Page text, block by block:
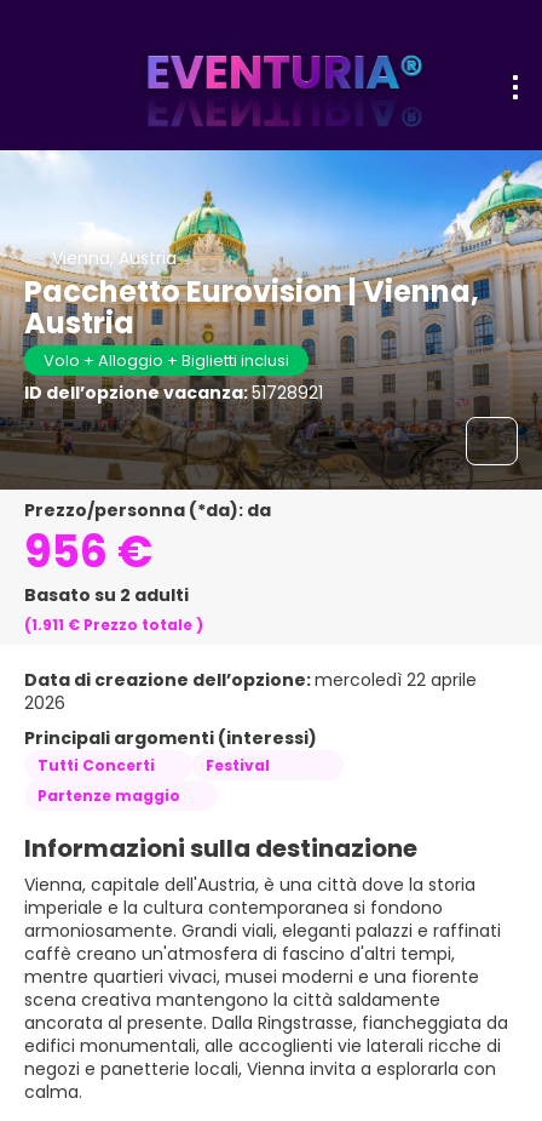
Vienna, Austria
Pacchetto Eurovision | Vienna,
Austria
Volo + Alloggio + Biglietti inclusi
ID dell’opzione vacanza:51728921
Prezzo/personna (*da): da
956 €
Basato su 2 adulti
(1.911 € Prezzo totale)
Data di creazione dell’opzione:mercoledì 22 aprile
2026
Principali argomenti (interessi)
Tutti Concerti
Festival
Partenze maggio
Informazioni sulla destinazione
Vienna, capitale dell'Austria, è una città dove la storia
imperiale e la cultura contemporanea si fondono
armoniosamente. Grandi viali, eleganti palazzi e raffinati
caffè creano un'atmosfera di fascino d'altri tempi,
mentre quartieri vivaci, musei moderni e una fiorente
scena creativa mantengono la città saldamente
ancorata al presente. Dalla Ringstrasse, fiancheggiata da
edifici monumentali, alle accoglienti vie laterali ricche di
negozi e panetterie locali, Vienna invita a esplorarla con
calma.